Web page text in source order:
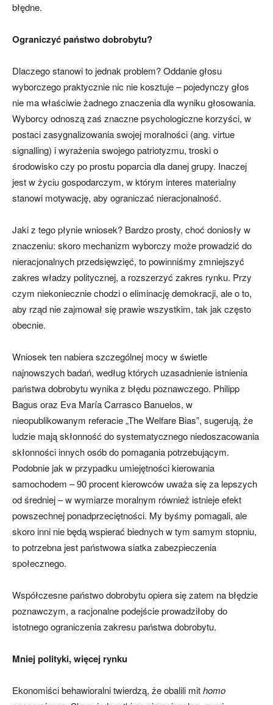
błędne.
Ograniczyć państwo dobrobytu?
Dlaczego stanowi to jednak problem? Oddanie głosu
wyborczego praktycznie nic nie kosztuje – pojedynczy głos
nie ma właściwie żadnego znaczenia dla wyniku głosowania.
Wyborcy odnoszą zaś znaczne psychologiczne korzyści, w
postaci zasygnalizowania swojej moralności (ang. virtue
signalling) i wyrażenia swojego patriotyzmu, troski o
środowisko czy po prostu poparcia dla danej grupy. Inaczej
jest w życiu gospodarczym, w którym interes materialny
stanowi motywację, aby ograniczać nieracjonalność.
Jaki z tego płynie wniosek? Bardzo prosty, choć doniosły w
znaczeniu: skoro mechanizm wyborczy może prowadzić do
nieracjonalnych przedsięwzięć, to powinniśmy zmniejszyć
zakres władzy politycznej, a rozszerzyć zakres rynku. Przy
czym niekoniecznie chodzi o eliminację demokracji, ale o to,
aby rząd nie zajmował się prawie wszystkim, tak jak często
obecnie.
Wniosek ten nabiera szczególnej mocy w świetle
najnowszych badań, według których uzasadnienie istnienia
państwa dobrobytu wynika z błędu poznawczego. Philipp
Bagus oraz Eva María Carrasco Banuelos, w
nieopublikowanym referacie „The Welfare Bias”, sugerują, że
ludzie mają skłonność do systematycznego niedoszacowania
skłonności innych osób do pomagania potrzebującym.
Podobnie jak w przypadku umiejętności kierowania
samochodem – 90 procent kierowców uważa się za lepszych
od średniej – w wymiarze moralnym również istnieje efekt
powszechnej ponadprzeciętności. My byśmy pomagali, ale
skoro inni nie będą wspierać biednych w tym samym stopniu,
to potrzebna jest państwowa siatka zabezpieczenia
społecznego.
Współczesne państwo dobrobytu opiera się zatem na błędzie
poznawczym, a racjonalne podejście prowadziłoby do
istotnego ograniczenia zakresu państwa dobrobytu.
Mniej polityki, więcej rynku
Ekonomiści behawioralni twierdzą, że obalili mithomo